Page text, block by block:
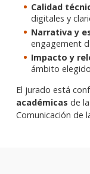
Calidad
digitales y
Narrativa y
engagement
Impacto y
ámbito
El jurado está
académicas de
Comunicación de